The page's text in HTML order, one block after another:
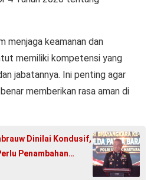
menjaga keamanan dan
memiliki kompetensi yang
jabatannya. Ini penting agar
memberikan rasa aman di
Dinilai Kondusif,
Penambahan